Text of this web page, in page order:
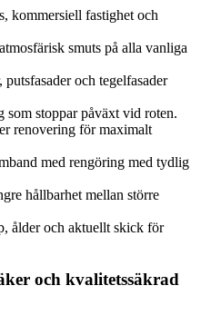
kommersiell fastighet och
smuts på alla vanliga
och tegelfasader
som stoppar påväxt vid roten.
renovering för maximalt
med rengöring med tydlig
hållbarhet mellan större
ålder och aktuellt skick för
och kvalitetssäkrad